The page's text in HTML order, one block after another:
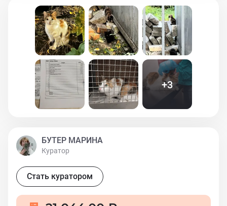
+3
БУТЕР МАРИНА
Куратор
Стать куратором